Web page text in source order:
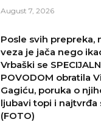
August 7, 2026
Posle svih prepreka,
veza je jača nego
Vrbaški se
POVODOM obratila
Gagiću, poruka o
ljubavi topi i najtvrđa
(FOTO)